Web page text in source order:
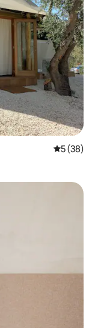
평점 5점(5
5 (38)